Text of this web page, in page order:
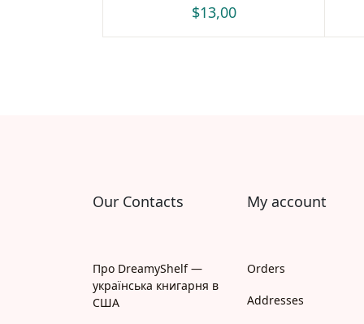
$13,00
Our Contacts
Про DreamyShelf —
українська книгарня в
США
My account
Orders
Addresses